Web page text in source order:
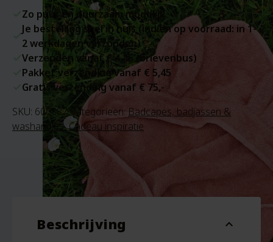
Zo puur en duurzaam mogelijk
Je bestelling snel in huis (indien op voorraad: in 1-
2 werkdagen verzonden)
Verzenden vanaf € 4,45 (brievenbus)
Pakket verzending vanaf € 5,45
Gratis verzending vanaf € 75,-
SKU: 600887 Categorieën: Badcapes, badjassen &
washandjes,Cadeau inspiratie
Beschrijving expand_more